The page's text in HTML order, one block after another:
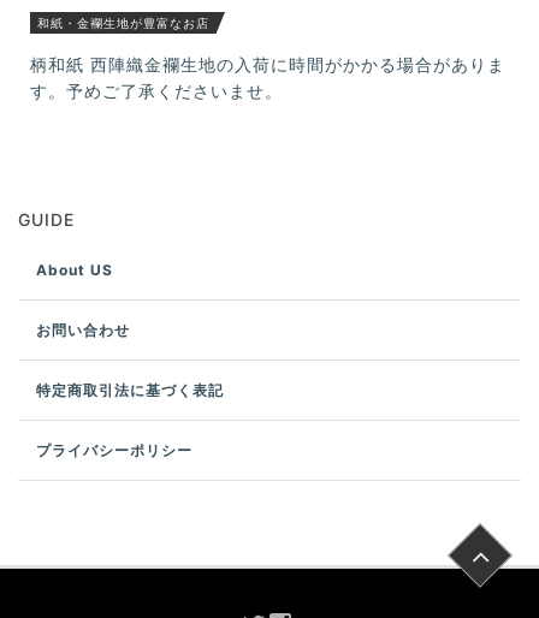
和紙・金襴生地が豊富なお店
柄和紙 西陣織金襴生地の入荷に時間がかかる場合がありま
す。予めご了承くださいませ。
GUIDE
About US
お問い合わせ
特定商取引法に基づく表記
プライバシーポリシー